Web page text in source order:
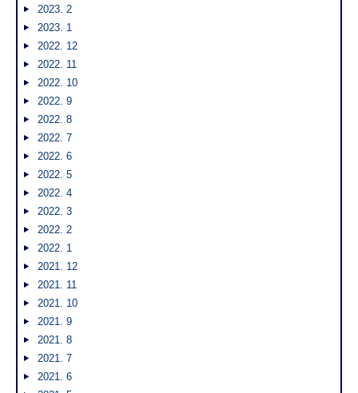
2023. 2
2023. 1
2022. 12
2022. 11
2022. 10
2022. 9
2022. 8
2022. 7
2022. 6
2022. 5
2022. 4
2022. 3
2022. 2
2022. 1
2021. 12
2021. 11
2021. 10
2021. 9
2021. 8
2021. 7
2021. 6